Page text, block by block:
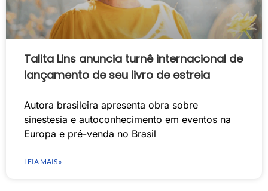
Talita Lins anuncia turnê internacional de
lançamento de seu livro de estreia
Autora brasileira apresenta obra sobre
sinestesia e autoconhecimento em eventos na
Europa e pré-venda no Brasil
LEIA MAIS »